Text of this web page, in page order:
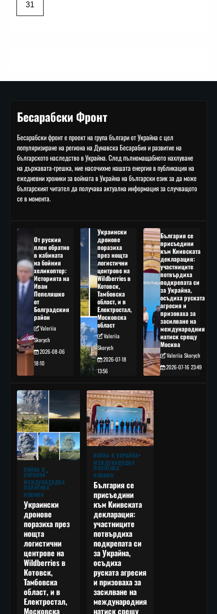
31
Бесарабски Фронт
Бесарабски фронт е проект на група българи от Украйна с цел
популяризиране на региона на Дунавска Бесарабия и развитие на
българското наследство в Украйна. След пълномащабното нахлуване
на държавата-грешка, ние насочихме нашата енергия в публикация на
ежедневни хроники за войната в Украйна на български език за да може
българският читател да получава актуална информация за случващото
се в момента.
От руския
плен обратно
в кабината
на бойния
хеликоптер:
Историята на
Иван
Пепеляшко
от
Болградския
район
Valeriia
Skorych
2026-08-06
18:10
Украински
дронове
поразиха
през нощта
логистични
центрове на
Wildberries в
Котовск,
Тамбовска
област, и в
Електростал,
Московска
област
Valeriia
Skorych
2026-07-18
13:56
България се
присъедини
към Киивската
декларация:
участниците
потвърдиха
подкрепата си
за Украйна,
осъдиха руската
агресия и
призоваха за
засилване на
международния
натиск срещу
Москва
Valeriia Skorych
2026-07-16 23:49
ВОЙНА В
УКРАЙНА
МЕЖДУНАРОДНА
ПОЛИТИКА
НОВИНИ
Украински
дронове
поразиха през
нощта
логистични
центрове на
Wildberries в
Котовск,
Тамбовска
област, и в
Електростал,
Московска
ВОЙНА В УКРАЙНА
МЕЖДУНАРОДНА
ПОЛИТИКА
НОВИНИ
България се
присъедини
към Киивската
декларация:
участниците
потвърдиха
подкрепата си
за Украйна,
осъдиха
руската агресия
и призоваха за
засилване на
международния
натиск срещу